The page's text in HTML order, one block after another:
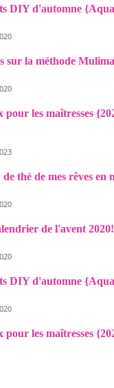
de l'avent 2020!